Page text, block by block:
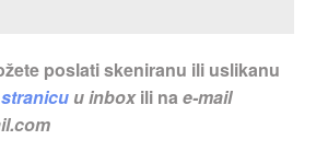
poslati skeniranu ili uslikanu
u inboxili nae-mail